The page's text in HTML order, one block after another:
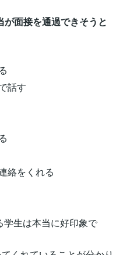
が面接を通過できそうと
話す
絡をくれる
生は本当に好印象で